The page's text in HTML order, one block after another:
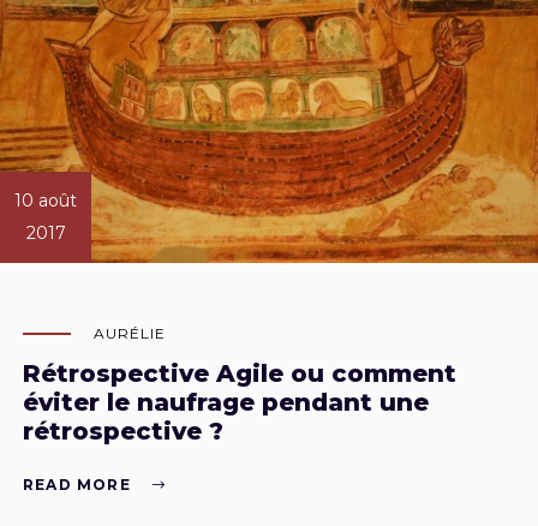
10 août
2017
AURÉLIE
Rétrospective Agile ou comment
éviter le naufrage pendant une
rétrospective ?
READ MORE